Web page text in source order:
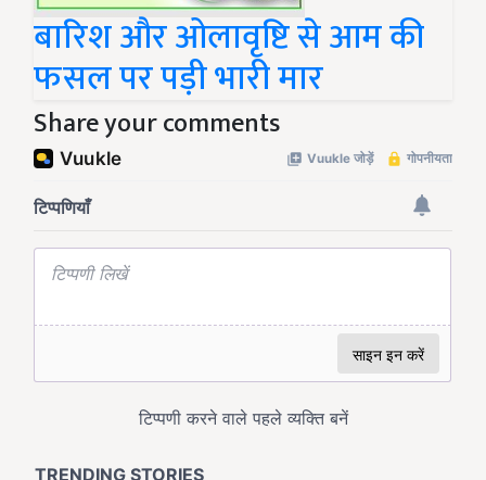
बारिश और ओलावृष्टि से आम की
फसल पर पड़ी भारी मार
Share your comments